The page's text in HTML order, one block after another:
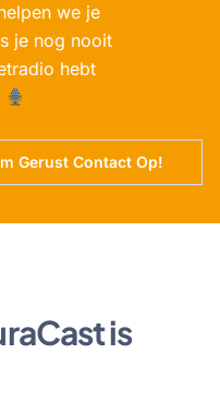
we je
je nog nooit
hebt
Gerust Contact Op!
is